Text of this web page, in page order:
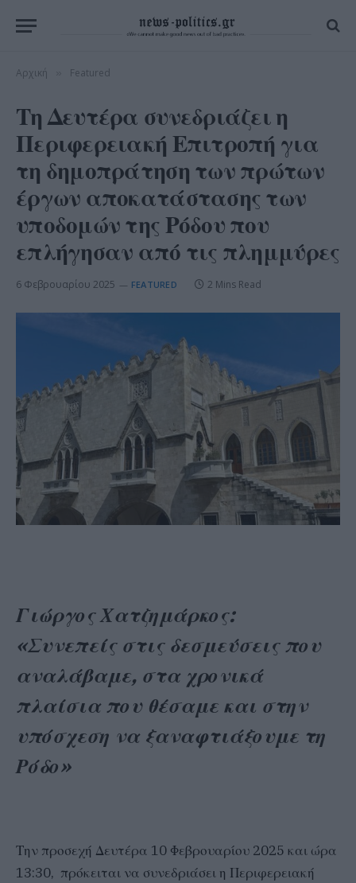
Αρχική Featured
Τη Δευτέρα συνεδριάζει η
Περιφερειακή Επιτροπή για
τη δημοπράτηση των πρώτων
έργων αποκατάστασης των
υποδομών της Ρόδου που
επλήγησαν από τις πλημμύρες
6 Φεβρουαρίου 2025 FEATURED 2 Mins Read
Γιώργος Χατζημάρκος:
«Συνεπείς στις δεσμεύσεις που
αναλάβαμε, στα χρονικά
πλαίσια που θέσαμε και στην
υπόσχεση να ξαναφτιάξουμε τη
Ρόδο»
Την προσεχή Δευτέρα 10 Φεβρουαρίου 2025 και ώρα
13:30, πρόκειται να συνεδριάσει η Περιφερειακή